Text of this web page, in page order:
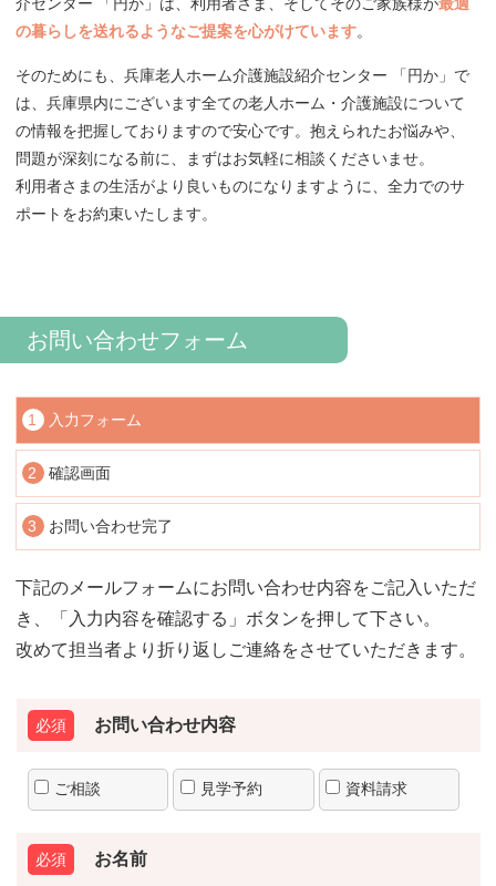
の暮らしを送れるようなご提案を心がけています。
そのためにも、兵庫老人ホーム介護施設紹介センター 「円か」で
は、兵庫県内にございます全ての老人ホーム・介護施設について
の情報を把握しておりますので安心です。抱えられたお悩みや、
問題が深刻になる前に、まずはお気軽に相談くださいませ。
利用者さまの生活がより良いものになりますように、全力でのサ
ポートをお約束いたします。
お問い合わせフォーム
1 入力フォーム
2 確認画面
3 お問い合わせ完了
下記のメールフォームにお問い合わせ内容をご記入いただ
き、「入力内容を確認する」ボタンを押して下さい。
改めて担当者より折り返しご連絡をさせていただきます。
お問い合わせ内容
ご相談 見学予約 資料請求
お名前